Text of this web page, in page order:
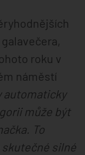
roku v
náměstí
automaticky
může být
To
skutečné silné